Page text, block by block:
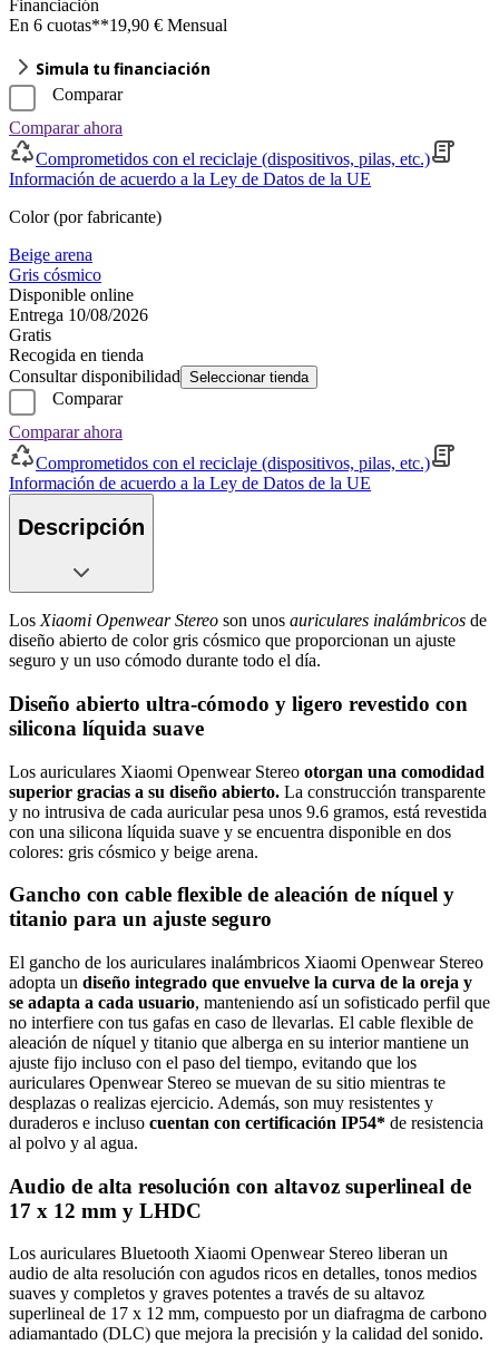
Financiación
En 6 cuotas**19,90 € Mensual
Simula tu financiación
Comparar
Comparar ahora
Comprometidos con el reciclaje (dispositivos, pilas, etc.)
Información de acuerdo a la Ley de Datos de la UE
Color (por fabricante)
Beige arena
Gris cósmico
Disponible online
Entrega 10/08/2026
Gratis
Recogida en tienda
Consultar disponibilidad Seleccionar tienda
Comparar
Comparar ahora
Comprometidos con el reciclaje (dispositivos, pilas, etc.)
Información de acuerdo a la Ley de Datos de la UE
Descripción
Los Xiaomi Openwear Stereo son unos auriculares inalámbricos de
diseño abierto de color gris cósmico que proporcionan un ajuste
seguro y un uso cómodo durante todo el día.
Diseño abierto ultra-cómodo y ligero revestido con
silicona líquida suave
Los auriculares Xiaomi Openwear Stereo otorgan una comodidad
superior gracias a su diseño abierto. La construcción transparente
y no intrusiva de cada auricular pesa unos 9.6 gramos, está revestida
con una silicona líquida suave y se encuentra disponible en dos
colores: gris cósmico y beige arena.
Gancho con cable flexible de aleación de níquel y
titanio para un ajuste seguro
El gancho de los auriculares inalámbricos Xiaomi Openwear Stereo
adopta un diseño integrado que envuelve la curva de la oreja y
se adapta a cada usuario, manteniendo así un sofisticado perfil que
no interfiere con tus gafas en caso de llevarlas. El cable flexible de
aleación de níquel y titanio que alberga en su interior mantiene un
ajuste fijo incluso con el paso del tiempo, evitando que los
auriculares Openwear Stereo se muevan de su sitio mientras te
desplazas o realizas ejercicio. Además, son muy resistentes y
duraderos e incluso cuentan con certificación IP54* de resistencia
al polvo y al agua.
Audio de alta resolución con altavoz superlineal de
17 x 12 mm y LHDC
Los auriculares Bluetooth Xiaomi Openwear Stereo liberan un
audio de alta resolución con agudos ricos en detalles, tonos medios
suaves y completos y graves potentes a través de su altavoz
superlineal de 17 x 12 mm, compuesto por un diafragma de carbono
adiamantado (DLC) que mejora la precisión y la calidad del sonido.